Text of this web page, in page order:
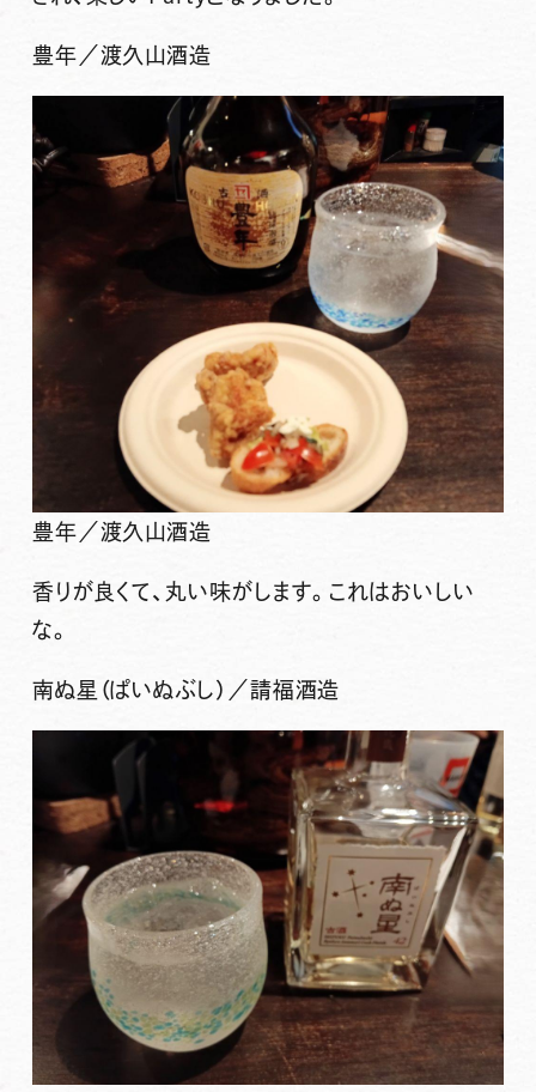
豊年／渡久山酒造
豊年／渡久山酒造
香りが良くて、丸い味がします。これはおいしい
な。
南ぬ星（ぱいぬぶし）／請福酒造